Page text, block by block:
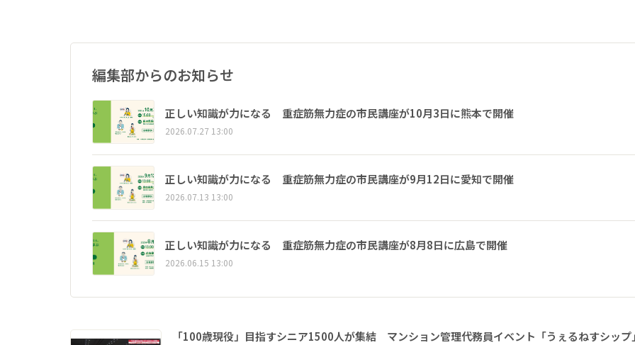
編集部からのお知らせ
正しい知識が力になる 重症筋無力症の市民講座が10月3日に熊本で開催
2026.07.27 13:00
正しい知識が力になる 重症筋無力症の市民講座が9月12日に愛知で開催
2026.07.13 13:00
正しい知識が力になる 重症筋無力症の市民講座が8月8日に広島で開催
2026.06.15 13:00
「100歳現役」目指すシニア1500人が集結 マンション管理代務員イベント「うぇるねすシップ